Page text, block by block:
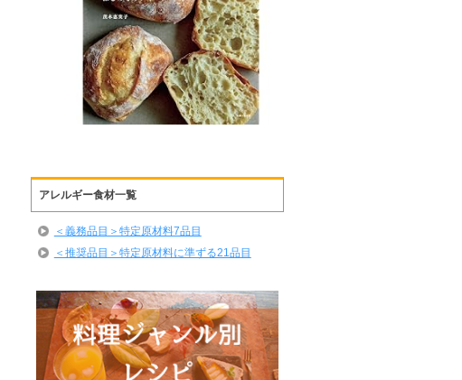
アレルギー食材一覧
＜義務品目＞特定原材料7品目
＜推奨品目＞特定原材料に準ずる21品目